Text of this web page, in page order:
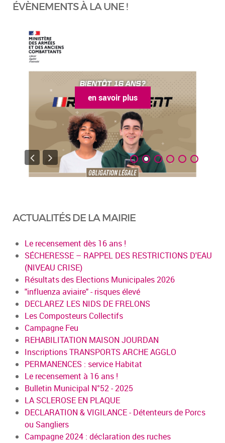
ÉVÈNEMENTS À LA UNE !
en savoir plus
ACTUALITÉS DE LA MAIRIE
Le recensement dès 16 ans !
SÉCHERESSE – RAPPEL DES RESTRICTIONS D'EAU
(NIVEAU CRISE)
Résultats des Elections Municipales 2026
"influenza aviaire" - risques élevé
DECLAREZ LES NIDS DE FRELONS
Les Composteurs Collectifs
Campagne Feu
REHABILITATION MAISON JOURDAN
Inscriptions TRANSPORTS ARCHE AGGLO
PERMANENCES : service Habitat
Le recensement à 16 ans !
Bulletin Municipal N°52 - 2025
LA SCLEROSE EN PLAQUE
DECLARATION & VIGILANCE - Détenteurs de Porcs
ou Sangliers
Campagne 2024 : déclaration des ruches